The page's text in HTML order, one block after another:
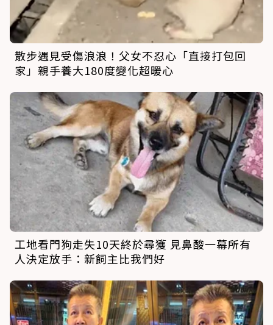
散步遇見受傷浪浪！父女不忍心「直接打包回
家」親手養大180度變化超暖心
工地看門狗走失10天終於尋獲 見鼻酸一幕所有
人決定放手：新飼主比我們好